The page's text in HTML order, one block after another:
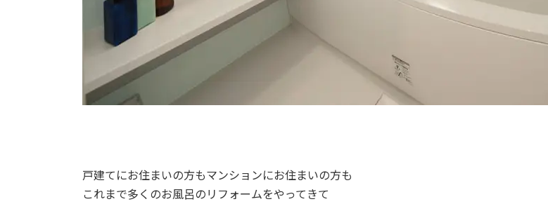
戸建てにお住まいの方もマンションにお住まいの方も
これまで多くのお風呂のリフォームをやってきて